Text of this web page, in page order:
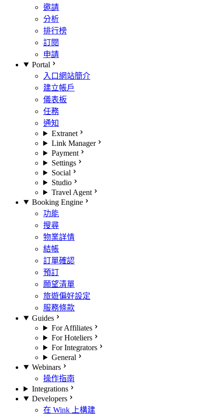
邀請
分析
排行榜
訂閱
申請
Portal
入口網站簡介
建立帳戶
儀表板
任務
通知
Extranet
Link Manager
Payment
Settings
Social
Studio
Travel Agent
Booking Engine
功能
搜尋
物業詳情
結帳
訂單確認
預訂
願望清單
旅遊偏好設定
服務條款
Guides
For Affiliates
For Hoteliers
For Integrators
General
Webinars
操作指南
Integrations
Developers
在 Wink 上構建